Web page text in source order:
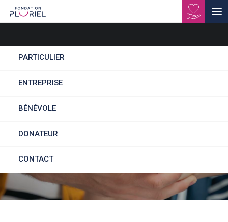
PARTICULIER
ENTREPRISE
BÉNÉVOLE
DONATEUR
CONTACT